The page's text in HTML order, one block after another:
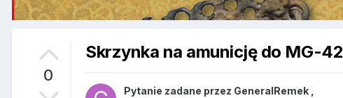
0
Skrzynka na amunicję do MG-42
Pytanie zadane przez GeneralRemek